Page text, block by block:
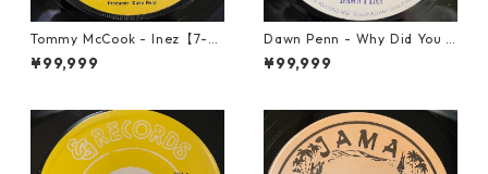
Tommy McCook - Inez【7-21
840】
¥99,999
Dawn Penn - Why Did You Li
e【7-21938】
¥99,999